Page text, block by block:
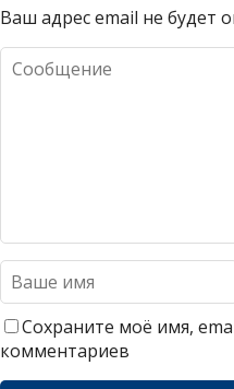
Ваш адрес email не будет
Сохраните моё имя,
комментариев